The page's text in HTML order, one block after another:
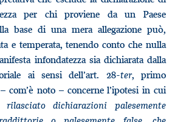
per chi proviene da un Paese
base di una mera allegazione può,
e temperata, tenendo conto che nulla
infondatezza sia dichiarata dalla
ai sensi dell’art. 28-ter, primo
com’è noto – concerne l’ipotesi in cui
dichiarazioni palesemente